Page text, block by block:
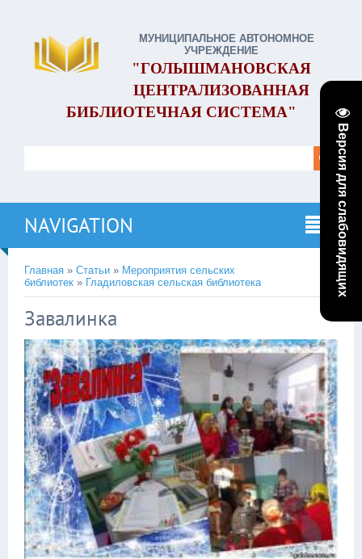
Версия для слабовидящих
МУНИЦИПАЛЬНОЕ АВТОНОМНОЕ
УЧРЕЖДЕНИЕ
"ГОЛЫШМАНОВСКАЯ
ЦЕНТРАЛИЗОВАННАЯ
БИБЛИОТЕЧНАЯ СИСТЕМА"
NAVIGATION
Главная » Статьи » Мероприятия сельских
библиотек » Гладиловская сельская библиотека
Завалинка